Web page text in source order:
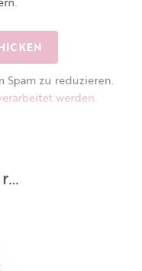
Spam zu reduzieren.
werden.